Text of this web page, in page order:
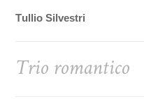
Tullio Silvestri
Trio romantico